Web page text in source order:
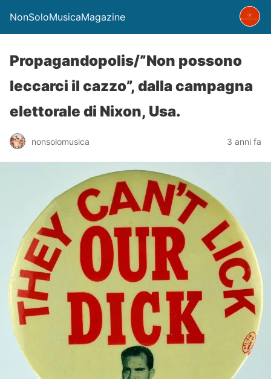
NonSoloMusicaMagazine
Propagandopolis/”Non possono
leccarci il cazzo”, dalla campagna
elettorale di Nixon, Usa.
nonsolomusica 3 anni fa